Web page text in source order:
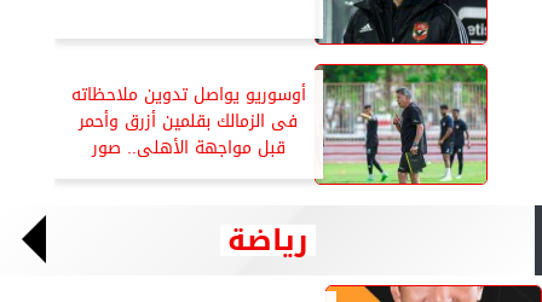
أوسوريو يواصل تدوين ملاحظاته
فى الزمالك بقلمين أزرق وأحمر
قبل مواجهة الأهلى.. صور
رياضة